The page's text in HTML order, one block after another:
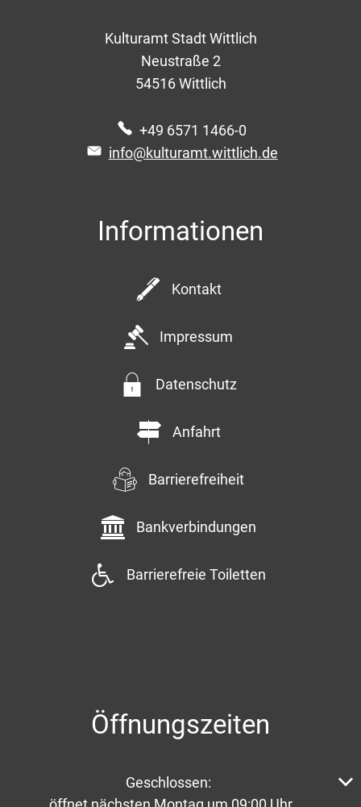
Kulturamt Stadt Wittlich
Neustraße 2
54516 Wittlich
+49 6571 1466-0
info@kulturamt.wittlich.de
Informationen
Kontakt
Impressum
Datenschutz
Anfahrt
Barrierefreiheit
Bankverbindungen
Barrierefreie Toiletten
Öffnungszeiten
Klicken, um weitere Öffnungs- oder Schließzeiten
Geschlossen: